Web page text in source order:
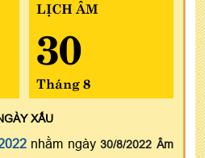
LỊCH ÂM
30
Tháng 8
XẤU
nhằm ngày30/8/2022 Âm